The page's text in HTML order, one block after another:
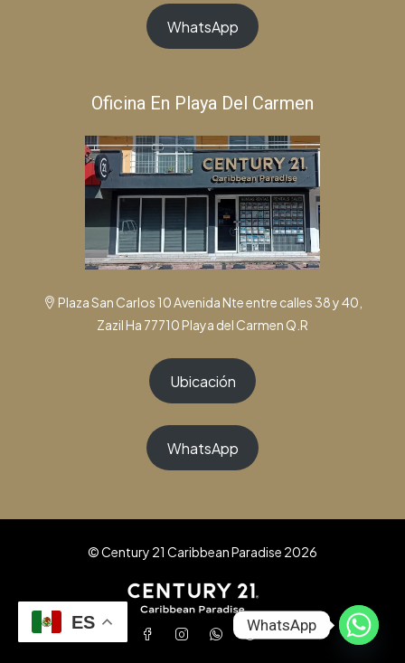
WhatsApp
Oficina En Playa Del Carmen
Plaza San Carlos 10 Avenida Nte entre calles 38 y 40,
Zazil Ha 77710 Playa del Carmen Q.R
Ubicación
WhatsApp
© Century 21 Caribbean Paradise 2026
ES WhatsApp